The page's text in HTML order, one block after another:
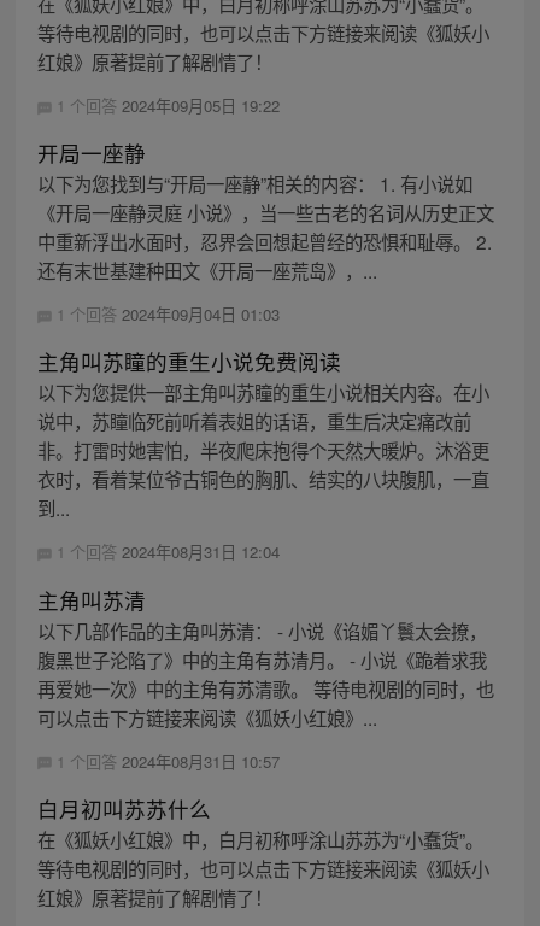
等待电视剧的同时，也可以点击下方链接来阅读《狐妖小
红娘》原著提前了解剧情了！
1 个回答 2024年09月05日 19:22
开局一座静
以下为您找到与“开局一座静”相关的内容： 1. 有小说如
《开局一座静灵庭 小说》，当一些古老的名词从历史正文
中重新浮出水面时，忍界会回想起曾经的恐惧和耻辱。 2.
还有末世基建种田文《开局一座荒岛》，...
1 个回答 2024年09月04日 01:03
主角叫苏瞳的重生小说免费阅读
以下为您提供一部主角叫苏瞳的重生小说相关内容。在小
说中，苏瞳临死前听着表姐的话语，重生后决定痛改前
非。打雷时她害怕，半夜爬床抱得个天然大暖炉。沐浴更
衣时，看着某位爷古铜色的胸肌、结实的八块腹肌，一直
到...
1 个回答 2024年08月31日 12:04
主角叫苏清
以下几部作品的主角叫苏清： - 小说《谄媚丫鬟太会撩，
腹黑世子沦陷了》中的主角有苏清月。 - 小说《跪着求我
再爱她一次》中的主角有苏清歌。 等待电视剧的同时，也
可以点击下方链接来阅读《狐妖小红娘》...
1 个回答 2024年08月31日 10:57
白月初叫苏苏什么
在《狐妖小红娘》中，白月初称呼涂山苏苏为“小蠢货”。
等待电视剧的同时，也可以点击下方链接来阅读《狐妖小
红娘》原著提前了解剧情了！